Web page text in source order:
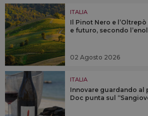
ITALIA
Il Pinot Nero e
e futuro, secondo
02 Agosto 2026
ITALIA
Innovare guardando al
Doc punta sul